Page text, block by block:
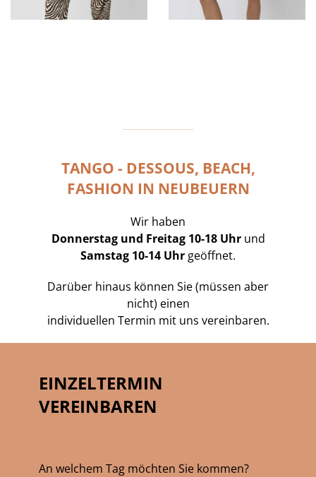
TANGO - DESSOUS, BEACH,
FASHION IN NEUBEUERN
Wir haben
Donnerstag und Freitag 10-18 Uhrund
Samstag 10-14 Uhr geöffnet.
Darüber hinaus können Sie (müssen aber
nicht) einen
individuellen Termin mit uns vereinbaren.
EINZELTERMIN
VEREINBAREN
An welchem Tag möchten Sie kommen?